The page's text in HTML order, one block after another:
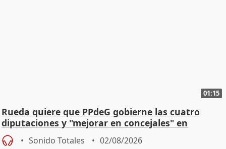
01:15
Rueda quiere que PPdeG gobierne las cuatro
diputaciones y "mejorar en concejales" en
ciudades
Sonido Totales 02/08/2026